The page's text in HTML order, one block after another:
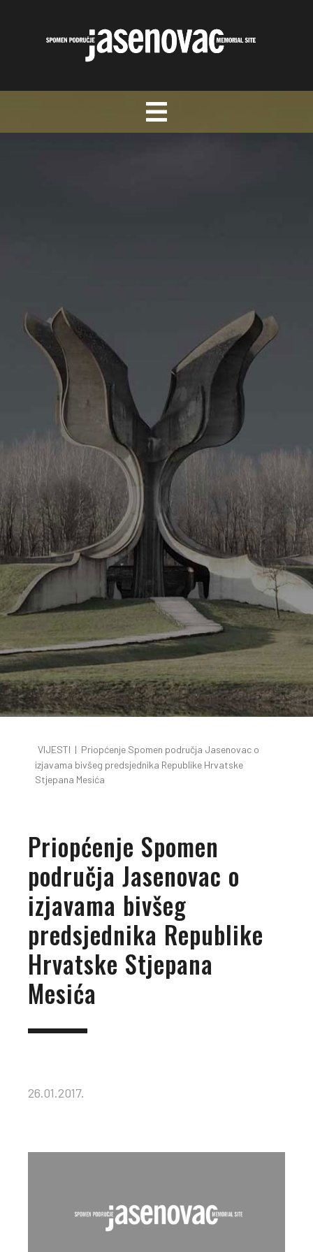
VIJESTI | Priopćenje Spomen područja Jasenovac o
izjavama bivšeg predsjednika Republike Hrvatske
Stjepana Mesića
Priopćenje Spomen
područja Jasenovac o
izjavama bivšeg
predsjednika Republike
Hrvatske Stjepana
Mesića
26.01.2017.